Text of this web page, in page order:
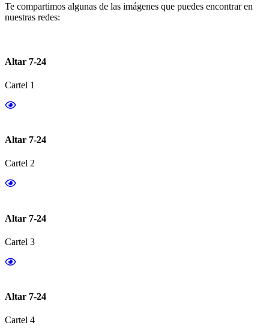
Te compartimos algunas de las imágenes que puedes encontrar en
nuestras redes:
Altar 7-24
Cartel 1
Altar 7-24
Cartel 2
Altar 7-24
Cartel 3
Altar 7-24
Cartel 4